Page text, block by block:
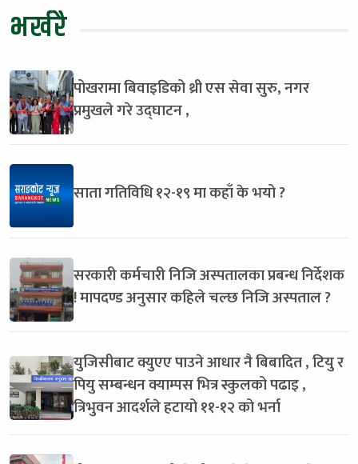
भर्खरै
पोखरामा बिवाइडिको थ्री एस सेवा सुरु, नगर
प्रमुखले गरे उद्घाटन ,
साता गतिविधि १२-१९ मा कहाँ के भयो ?
सरकारी कर्मचारी निजि अस्पतालका प्रबन्ध निर्देशक
! मापदण्ड अनुसार कहिले चल्छ निजि अस्पताल ?
युजिसीबाट क्युएए पाउने आधार नै बिबादित , टियु र
पियु सम्बन्धन क्याम्पस भित्र स्कुलको पढाइ ,
त्रिभुवन आदर्शले हटायो ११-१२ को भर्ना